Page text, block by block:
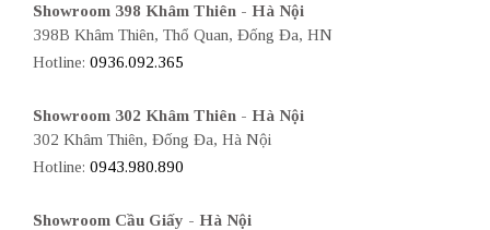
Showroom 398 Khâm Thiên - Hà Nội
398B Khâm Thiên, Thổ Quan, Đống Đa, HN
Hotline: 0936.092.365
Showroom 302 Khâm Thiên - Hà Nội
302 Khâm Thiên, Đống Đa, Hà Nội
Hotline: 0943.980.890
Showroom Cầu Giấy - Hà Nội